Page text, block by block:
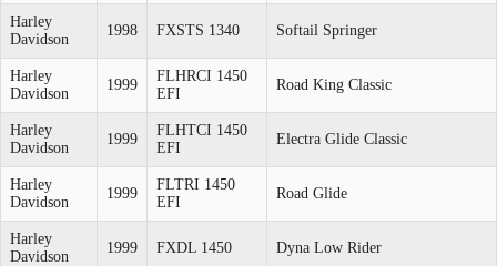
Harley
Davidson
1998 FXSTS 1340 Softail Springer
Harley
Davidson
1999
FLHRCI 1450
EFI
Road King Classic
Harley
Davidson
1999
FLHTCI 1450
EFI
Electra Glide Classic
Harley
Davidson
1999
FLTRI 1450
EFI
Road Glide
Harley
Davidson
1999 FXDL 1450 Dyna Low Rider